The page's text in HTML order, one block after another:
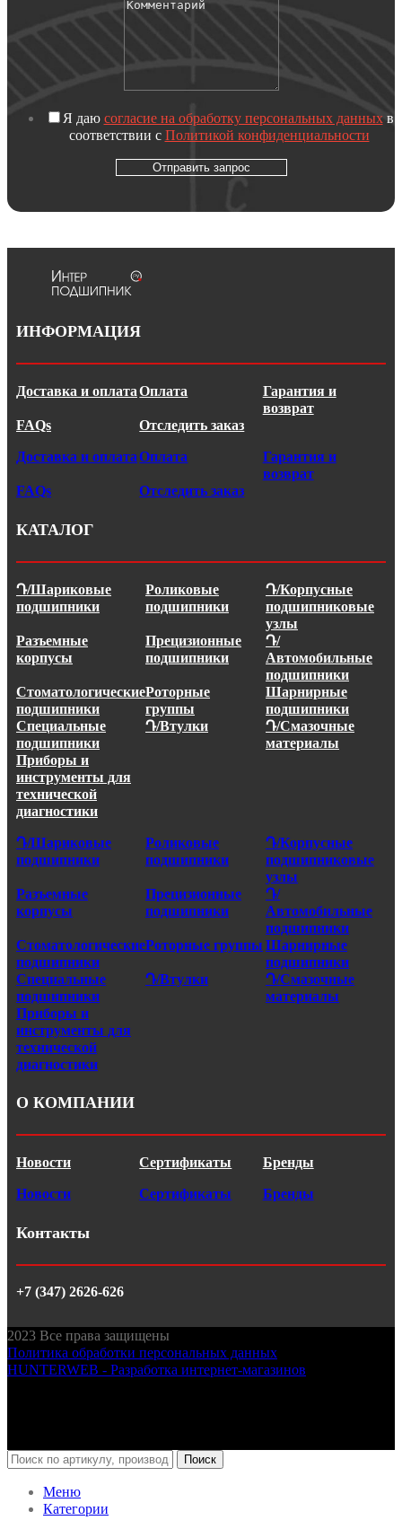
Я даю согласие на обработку персональных данныхв
соответствии с Политикой конфиденциальности
Отправить запрос
ИНФОРМАЦИЯ
Доставка и оплатаОплата
Гарантия и
возврат
FAQs
Отследить заказ
Доставка и оплатаОплата
Гарантия и
возврат
FAQs
Отследить заказ
КАТАЛОГ
Դ/Шариковые
подшипники
Роликовые
подшипники
Դ/Корпусные
подшипниковые
узлы
Разъемные
корпусы
Прецизионные
подшипники
Դ/
Автомобильные
подшипники
Стоматологические
подшипники
Роторные
группы
Шарнирные
подшипники
Специальные
подшипники
Դ/Втулки
Դ/Смазочные
материалы
Приборы и
инструменты для
технической
диагностики
Դ/Шариковые
подшипники
Роликовые
подшипники
Դ/Корпусные
подшипниковые
узлы
Разъемные
корпусы
Прецизионные
подшипники
Դ/
Автомобильные
подшипники
Стоматологические
подшипники
Роторные группы Шарнирные
подшипники
Специальные
подшипники
Դ/Втулки
Դ/Смазочные
материалы
Приборы и
инструменты для
технической
диагностики
О КОМПАНИИ
Новости Сертификаты Бренды
Новости Сертификаты Бренды
Контакты
+7 (347) 2626-626
2023 Все права защищены
Политика обработки персональных данных
HUNTERWEB - Разработка интернет-магазинов
Поиск
Меню
Категории